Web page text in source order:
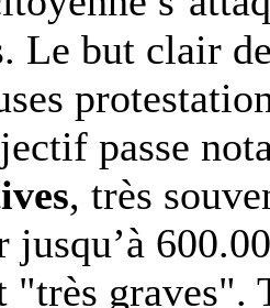
Le but clair
passe
, très
jusqu’à
"très graves".